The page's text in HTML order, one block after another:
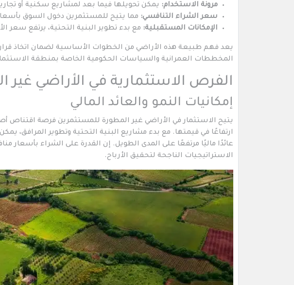
مرونة الاستخدام: يمكن تحويلها فيما بعد لمشاريع سكنية أو
سعر الشراء التنافسي: مما يتيح للمستثمرين دخول السوق
الإمكانات المستقبلية: مع بدء تطوير البنية التحتية، يرتفع سعر
يعد فهم طبيعة هذه الأراضي من الخطوات الأساسية لضمان اتخاذ
المخططات العمرانية والسياسات الحكومية الخاصة بمنطقة
الفرص الاستثمارية في الأراضي غير
إمكانيات النمو والعائد المالي
يتيح الاستثمار في الأراضي غير المطورة للمستثمرين فرصة
ارتفاعًا في قيمتها. مع بدء مشاريع البنية التحتية وتطوير المرافق،
عائدًا ماليًا مرتفعًا على المدى الطويل. إن القدرة على الشراء بأسعار
الاستراتيجيات الناجحة لتحقيق الأرباح.